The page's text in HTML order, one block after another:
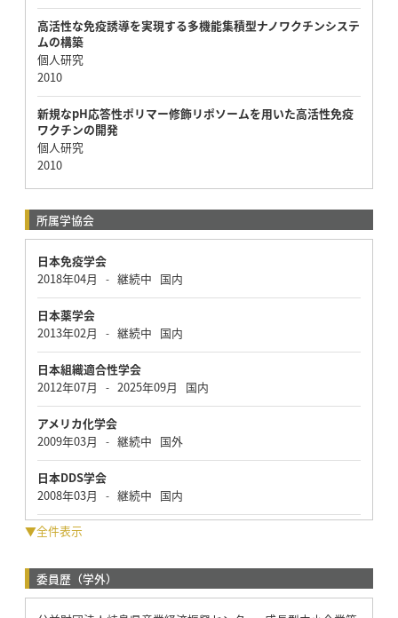
高活性な免疫誘導を実現する多機能集積型ナノワクチンシステ
ムの構築
個人研究
2010
新規なpH応答性ポリマー修飾リポソームを用いた高活性免疫
ワクチンの開発
個人研究
2010
所属学協会
日本免疫学会
2018年04月
- 継続中 国内
日本薬学会
2013年02月
- 継続中 国内
日本組織適合性学会
2012年07月
- 2025年09月 国内
アメリカ化学会
2009年03月
- 継続中 国外
日本DDS学会
2008年03月
- 継続中 国内
▼全件表示
委員歴（学外）